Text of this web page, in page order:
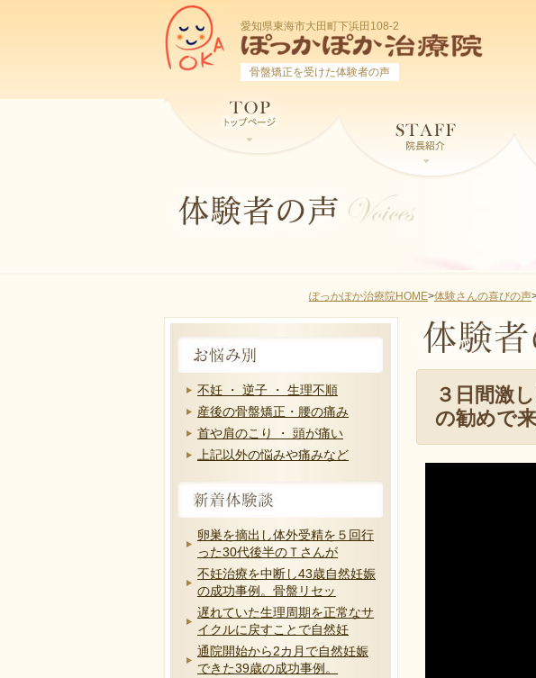
愛知県東海市大田町下浜田108-2
骨盤矯正を受けた体験者の声
ぽっかぽか治療院HOME>体験さんの喜びの声
３日間激
の勧めで
不妊 ・ 逆子 ・ 生理不順
産後の骨盤矯正・腰の痛み
首や肩のこり ・ 頭が痛い
上記以外の悩みや痛みなど
卵巣を摘出し体外受精を５回行
った30代後半のＴさんが
不妊治療を中断し43歳自然妊娠
の成功事例。骨盤リセッ
遅れていた生理周期を正常なサ
イクルに戻すことで自然妊
通院開始から2カ月で自然妊娠
できた39歳の成功事例。